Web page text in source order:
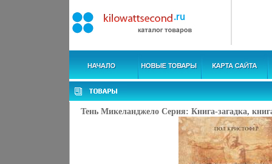
Тень Микеланджело Серия: Книга-загадка,